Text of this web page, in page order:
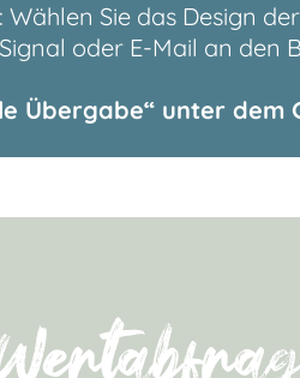
Sie das Design
oder E-Mail an den
Übergabe“ unter dem